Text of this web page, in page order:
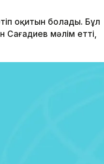
оқитын болады. Бұл
Сағадиев мәлім етті,